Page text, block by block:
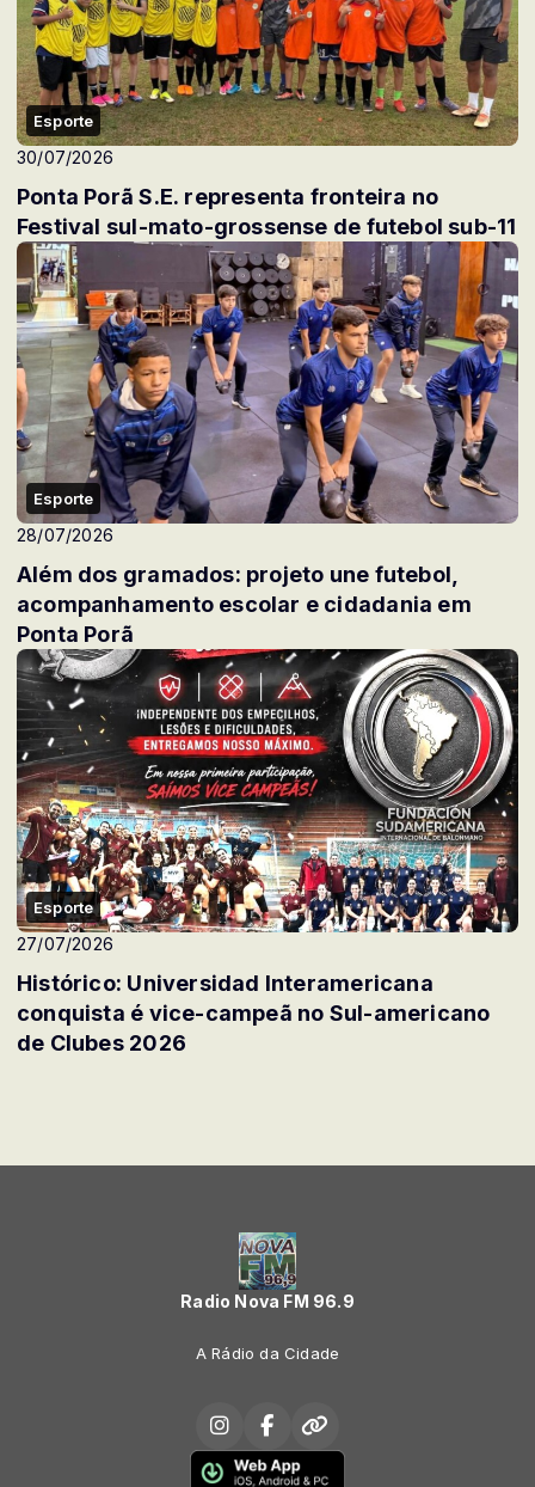
Esporte
30/07/2026
Ponta Porã S.E. representa fronteira no
Festival sul-mato-grossense de futebol sub-11
Esporte
28/07/2026
Além dos gramados: projeto une futebol,
acompanhamento escolar e cidadania em
Ponta Porã
Esporte
27/07/2026
Histórico: Universidad Interamericana
conquista é vice-campeã no Sul-americano
de Clubes 2026
Radio Nova FM 96.9
A Rádio da Cidade